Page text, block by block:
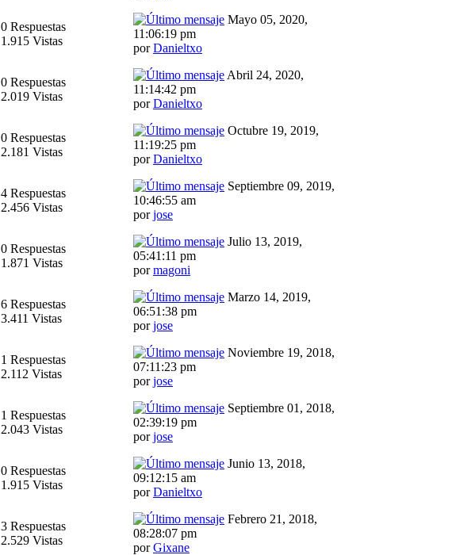
0 Respuestas
1.915 Vistas
Mayo 05, 2020,
11:06:19 pm
porDanieltxo
0 Respuestas
2.019 Vistas
Abril 24, 2020,
11:14:42 pm
porDanieltxo
0 Respuestas
2.181 Vistas
Octubre 19, 2019,
11:19:25 pm
porDanieltxo
4 Respuestas
2.456 Vistas
Septiembre 09, 2019,
10:46:55 am
porjose
0 Respuestas
1.871 Vistas
Julio 13, 2019,
05:41:11 pm
pormagoni
6 Respuestas
3.411 Vistas
Marzo 14, 2019,
06:51:38 pm
porjose
1 Respuestas
2.112 Vistas
Noviembre 19, 2018,
07:11:23 pm
porjose
1 Respuestas
2.043 Vistas
Septiembre 01, 2018,
02:39:19 pm
porjose
0 Respuestas
1.915 Vistas
Junio 13, 2018,
09:12:15 am
porDanieltxo
3 Respuestas
2.529 Vistas
Febrero 21, 2018,
08:28:07 pm
porGixane